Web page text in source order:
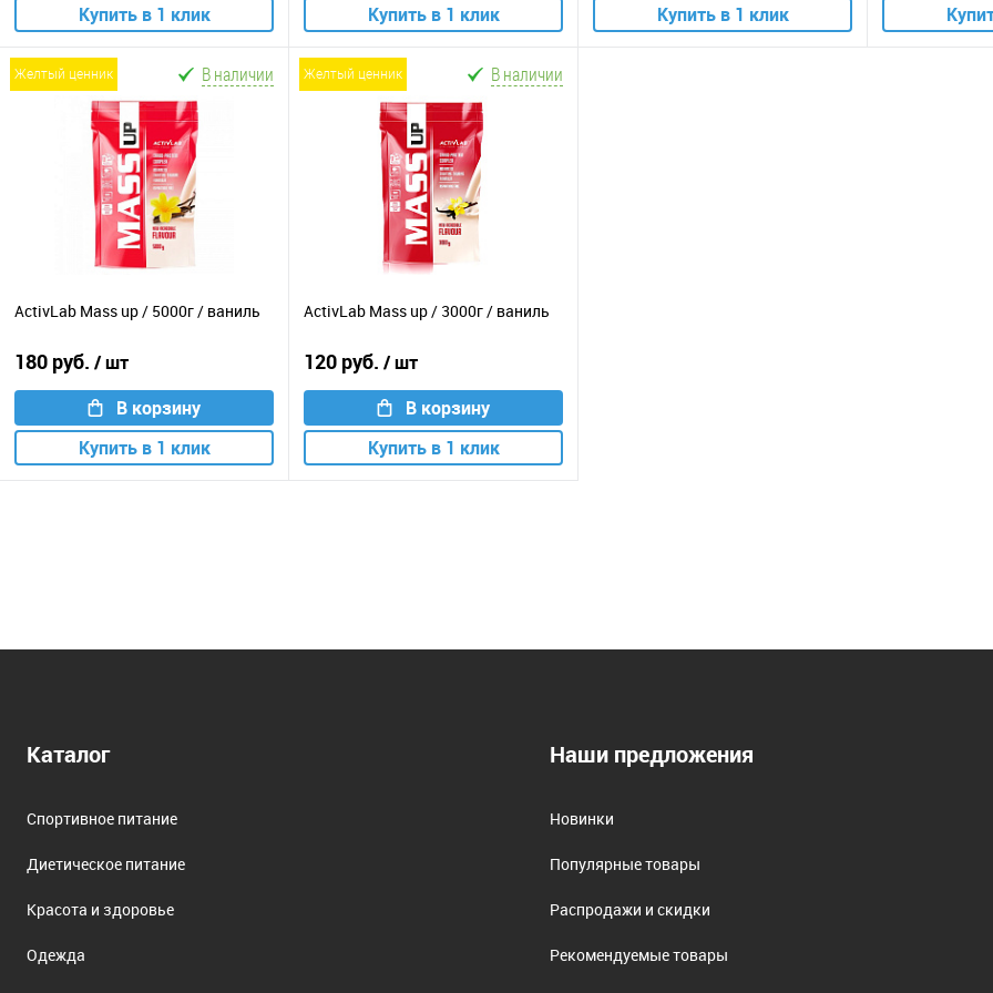
Купить в 1 клик
Купить в 1 клик
Купить в 1 клик
желтый ценник В наличии
ActivLab Mass up / 5000г / ваниль
180 руб. / шт
В корзину
Купить в 1 клик
желтый ценник В наличии
ActivLab Mass up / 3000г / ваниль
120 руб. / шт
В корзину
Купить в 1 клик
Каталог
Спортивное питание
Диетическое питание
Красота и здоровье
Одежда
Наши предложения
Новинки
Популярные товары
Распродажи и скидки
Рекомендуемые товары